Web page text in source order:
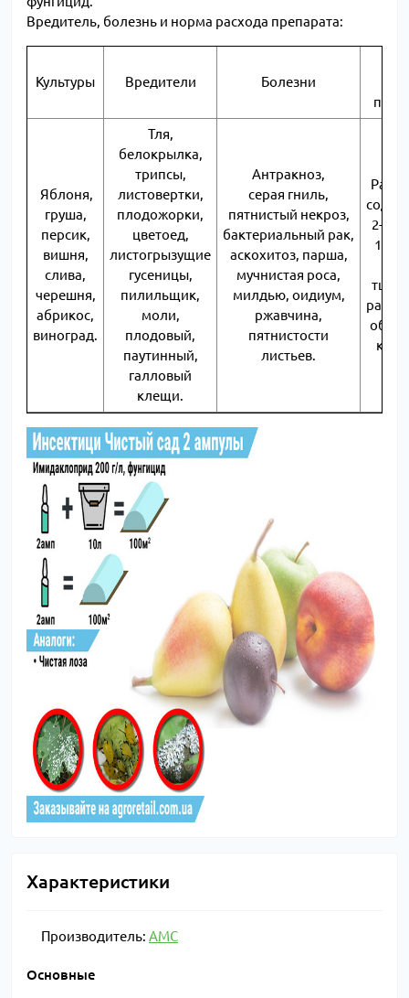
Вредитель, болезнь и норма расхода препарата:
Культуры Вредители Болезни
Яблоня,
груша,
персик,
вишня,
слива,
черешня,
абрикос,
виноград.
Тля,
белокрылка,
трипсы,
листовертки,
плодожорки,
цветоед,
листогрызущие
гусеницы,
пилильщик,
моли,
плодовый,
паутинный,
галловый
клещи.
Антракноз,
серая гниль,
пятнистый некроз,
бактериальный рак,
аскохитоз, парша,
мучнистая роса,
милдью, оидиум,
ржавчина,
пятнистости
листьев.
2-х
10 л
Характеристики
Производитель: AMC
Основные